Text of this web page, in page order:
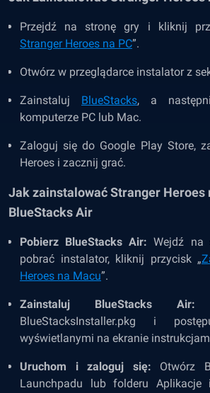
Przejdź na stronę gry i kliknij
Stranger Heroes na PC”.
Otwórz w przeglądarce instalator z
Zainstaluj BlueStacks, a
komputerze PC lub Mac.
Zaloguj się do Google Play Store,
Heroes i zacznij grać.
Jak zainstalowaćStranger Heroes
BlueStacks Air
Pobierz BlueStacks Air:Wejdź na
pobrać instalator, kliknij przycisk „
Heroes na Macu”.
Zainstaluj BlueStacks
BlueStacksInstaller.pkg i
wyświetlanymi na ekranie
Uruchom i zaloguj się: Otwórz
Launchpadu lub folderu